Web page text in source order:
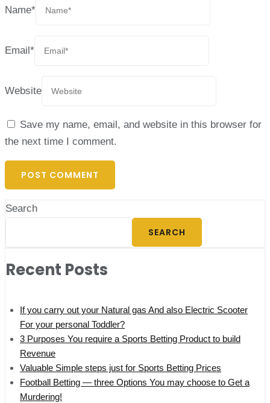
Name*
Email*
Website
Save my name, email, and website in this browser for
the next time I comment.
Search
SEARCH
Recent Posts
If you carry out your Natural gas And also Electric Scooter
For your personal Toddler?
3 Purposes You require a Sports Betting Product to build
Revenue
Valuable Simple steps just for Sports Betting Prices
Football Betting — three Options You may choose to Get a
Murdering!